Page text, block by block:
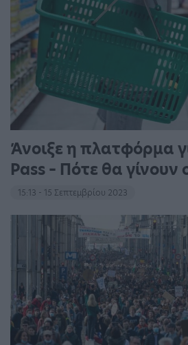
Άνοιξε η πλατφόρμα
Pass – Πότε θα
15:13 - 15 Σεπτεμβρίου 2023